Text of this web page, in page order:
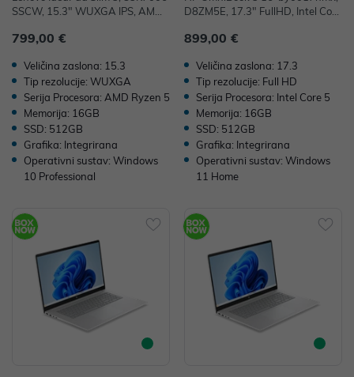
SSCW, 15.3" WUXGA IPS, AMD
SSD, W11P, AMD Radeon 660M
799,00 €
Veličina zaslona: 15.3
Tip rezolucije: WUXGA
Serija Procesora: AMD Ryzen 5
Memorija: 16GB
SSD: 512GB
Grafika: Integrirana
Operativni sustav: Windows
10 Professional
D8ZM5E, 17.3" FullHD, Intel Core
H, Integrated Graphics
899,00 €
Veličina zaslona: 17.3
Tip rezolucije: Full HD
Serija Procesora: Intel Core 5
Memorija: 16GB
SSD: 512GB
Grafika: Integrirana
Operativni sustav: Windows
11 Home